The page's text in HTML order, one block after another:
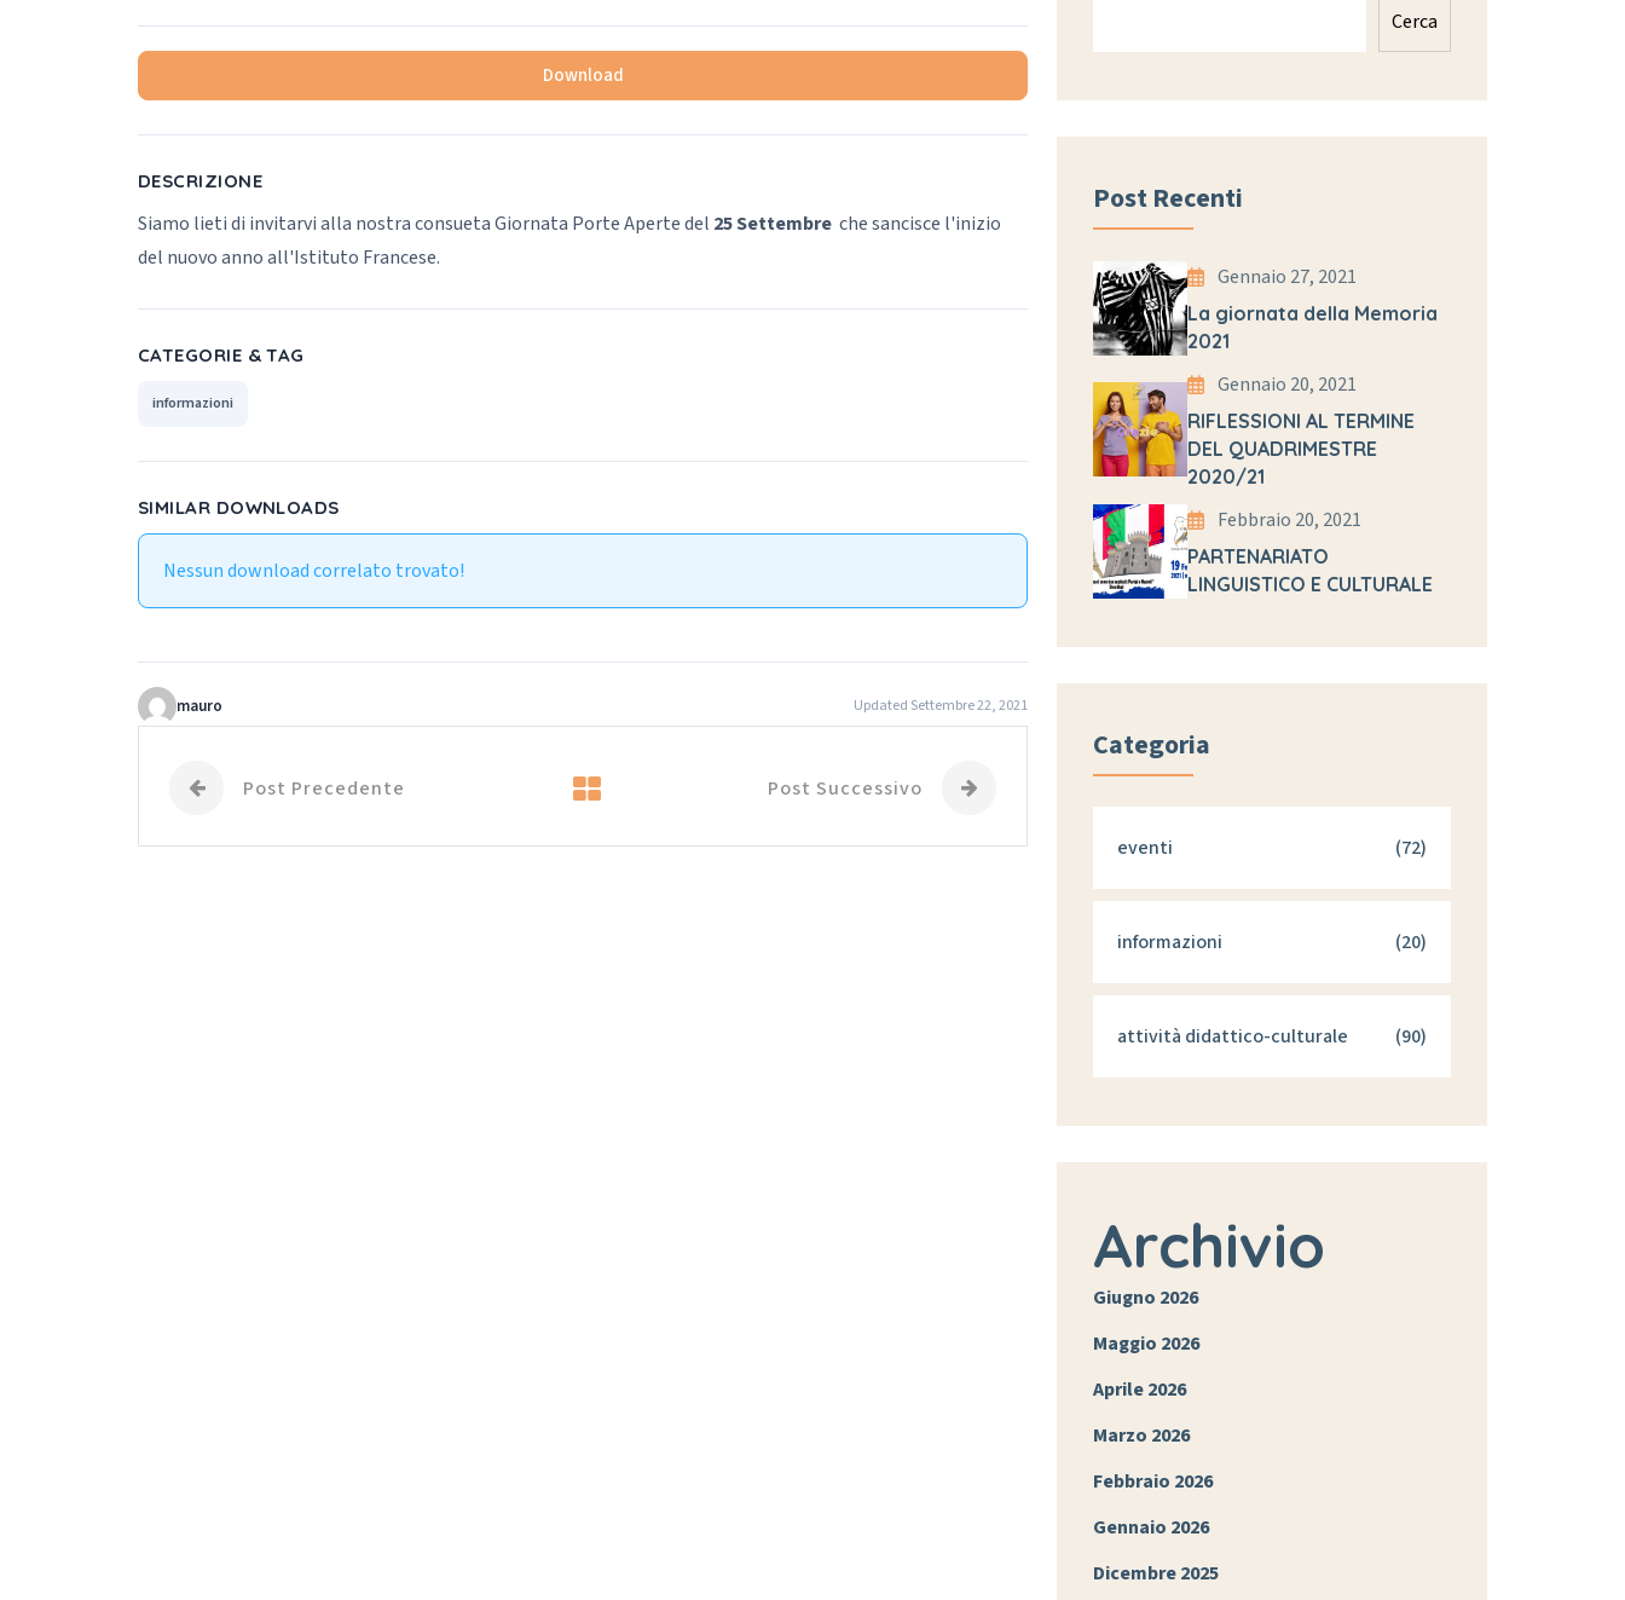
Download
DESCRIZIONE
Siamo lieti di invitarvi alla nostra consueta Giornata Porte Aperte del 25 Settembre che sancisce l'inizio
del nuovo anno all'Istituto Francese.
CATEGORIE & TAG
informazioni
SIMILAR DOWNLOADS
Nessun download correlato trovato!
mauro Updated Settembre 22, 2021
Post Precedente Post Successivo
Cerca
Post Recenti
Gennaio 27, 2021
La giornata della Memoria
2021
Gennaio 20, 2021
RIFLESSIONI AL TERMINE
DEL QUADRIMESTRE
2020/21
Febbraio 20, 2021
PARTENARIATO
LINGUISTICO E CULTURALE
Categoria
eventi (72)
informazioni (20)
attività didattico-culturale (90)
Archivio
Giugno 2026
Maggio 2026
Aprile 2026
Marzo 2026
Febbraio 2026
Gennaio 2026
Dicembre 2025